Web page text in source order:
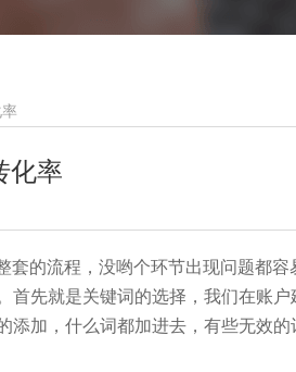
化率
的流程，没哟个环节出现问题都容
首先就是关键词的选择，我们在账
添加，什么词都加进去，有些无效的